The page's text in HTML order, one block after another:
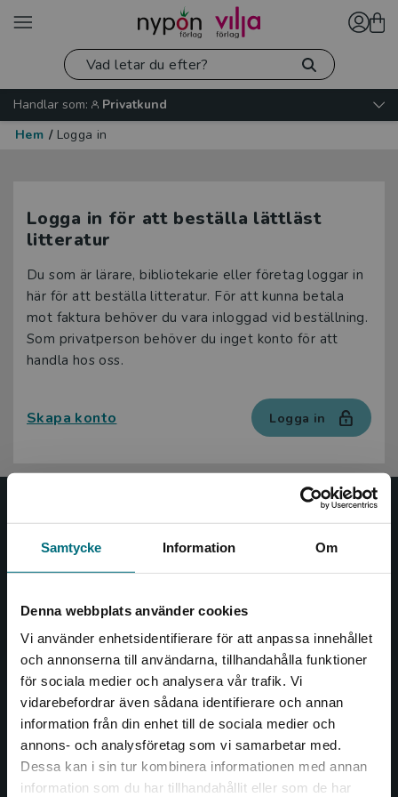
Samtycke Information Om
Denna webbplats använder cookies
Vi använder enhetsidentifierare för att anpassa innehållet
och annonserna till användarna, tillhandahålla funktioner
för sociala medier och analysera vår trafik. Vi
vidarebefordrar även sådana identifierare och annan
information från din enhet till de sociala medier och
annons- och analysföretag som vi samarbetar med.
Dessa kan i sin tur kombinera informationen med annan
information som du har tillhandahållit eller som de har
Begränsad fraktregion
Handlar som:
Privatkund
Hem / Logga in
Logga in för att beställa lättläst
litteratur
Du som är lärare, bibliotekarie eller företag loggar in
här för att beställa litteratur. För att kunna betala
mot faktura behöver du vara inloggad vid beställning.
Som privatperson behöver du inget konto för att
handla hos oss.
Skapa konto Logga in
Nypon och Vilja
såväl barn som vuxna.
Kontakta oss
Kontakta oss
046-31 20 00
Box 141